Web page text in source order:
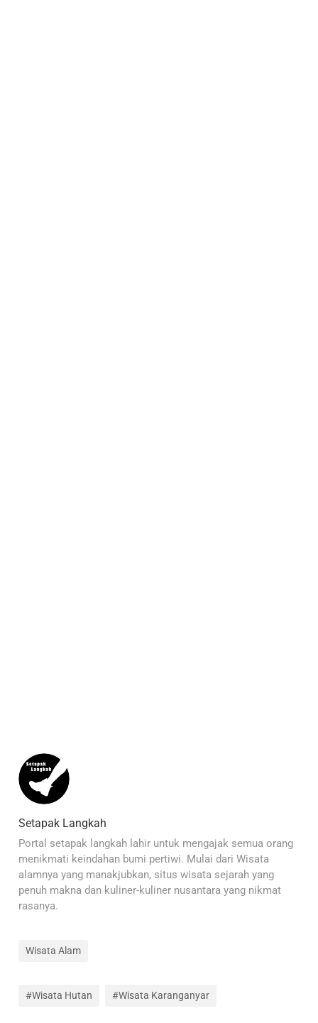
Setapak Langkah
Portal setapak langkah lahir untuk mengajak semua orang
menikmati keindahan bumi pertiwi. Mulai dari Wisata
alamnya yang manakjubkan, situs wisata sejarah yang
penuh makna dan kuliner-kuliner nusantara yang nikmat
rasanya.
Wisata Alam
#Wisata Hutan #Wisata Karanganyar